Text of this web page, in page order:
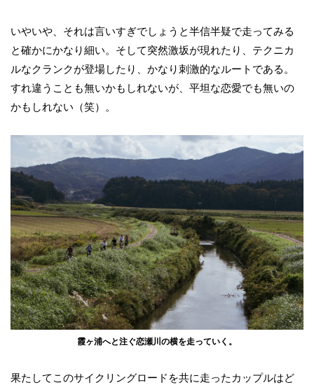
いやいや、それは言いすぎでしょうと半信半疑で走ってみる
と確かにかなり細い。そして突然激坂が現れたり、テクニカ
ルなクランクが登場したり、かなり刺激的なルートである。
すれ違うことも無いかもしれないが、平坦な恋愛でも無いの
かもしれない（笑）。
霞ヶ浦へと注ぐ恋瀬川の横を走っていく。
果たしてこのサイクリングロードを共に走ったカップルはど